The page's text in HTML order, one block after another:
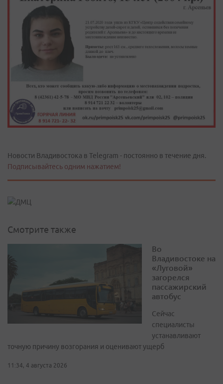
Новости Владивостока в Telegram - постоянно в течение дня.
Подписывайтесь одним нажатием!
Смотрите также
Во
Владивостоке на
«Луговой»
загорелся
пассажирский
автобус
Сейчас
специалисты
устанавливают
точную причину возгорания и оценивают ущерб
11:34, 4 августа 2026